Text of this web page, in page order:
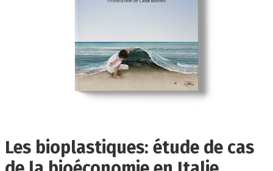
Les bioplastiques: étude de cas